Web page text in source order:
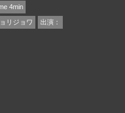
4min
リジョワ 出演：